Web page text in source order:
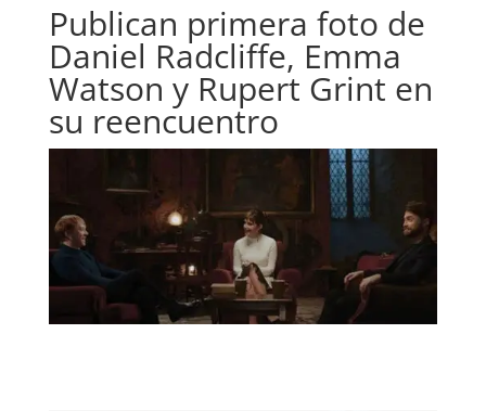
Publican primera foto de
Daniel Radcliffe, Emma
Watson y Rupert Grint en
su reencuentro